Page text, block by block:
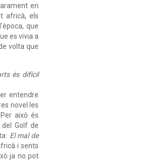
en
africà, els
que
es vivia a
volta que
és difícil
entendre
novel·les
això és
Golf de
El mal de
i sents
ja no pot